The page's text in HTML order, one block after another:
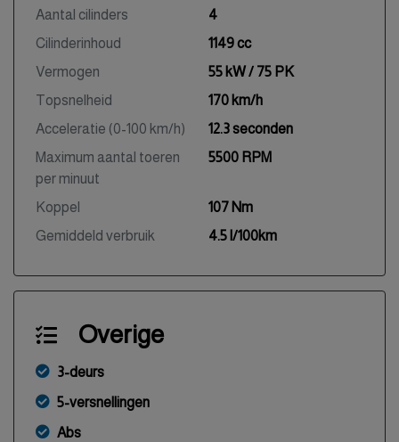
Aantal cilinders
4
Cilinderinhoud
1149 cc
Vermogen
55 kW / 75 PK
Topsnelheid
170 km/h
Acceleratie (0-100 km/h)
12.3 seconden
Maximum aantal toeren
per minuut
5500 RPM
Koppel
107 Nm
Gemiddeld verbruik
4.5 l/100km
Overige
3-deurs
5-versnellingen
Abs